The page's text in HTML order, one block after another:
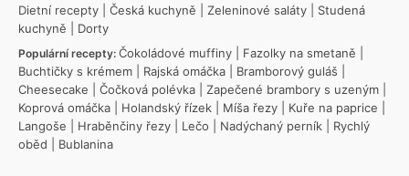
Dietní recepty
Česká kuchyně Zeleninové saláty
Studená
kuchyně
Dorty
Populární recepty: Čokoládové muffiny Fazolky na smetaně
Buchtičky s krémem
Rajská omáčka Bramborový guláš
Cheesecake
Čočková polévka Zapečené brambory s uzeným
Koprová omáčka
Holandský řízek Míša řezy Kuře na paprice
Langoše
Hraběnčiny řezy Lečo Nadýchaný perník
Rychlý
oběd
Bublanina